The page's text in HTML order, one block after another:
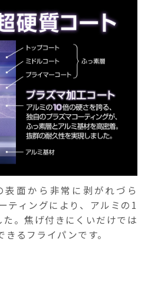
面から非常に剥がれづら
ティングにより、アルミの1
。焦げ付きにくいだけでは
るフライパンです。